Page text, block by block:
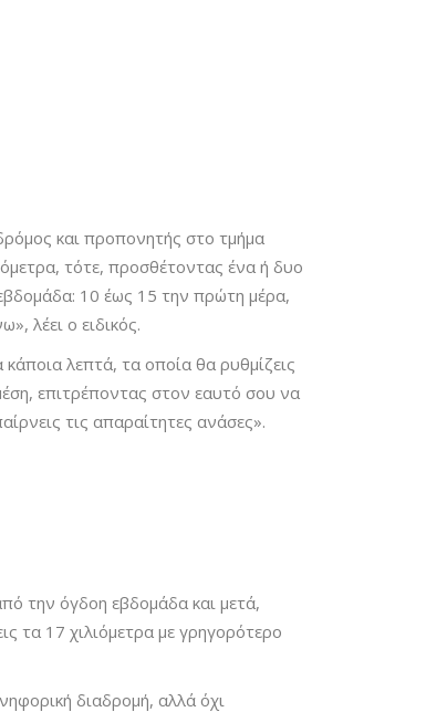
και προπονητής στο τμήμα
τότε, προσθέτοντας ένα ή δυο
10 έως 15 την πρώτη μέρα,
λέει ο ειδικός.
λεπτά, τα οποία θα ρυθμίζεις
επιτρέποντας στον εαυτό σου να
τις απαραίτητες ανάσες».
την όγδοη εβδομάδα και μετά,
τα 17 χιλιόμετρα με γρηγορότερο
διαδρομή, αλλά όχι